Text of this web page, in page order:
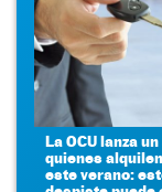
La OCU lanza
quienes
este verano: